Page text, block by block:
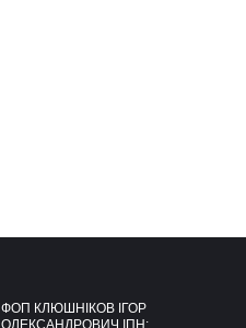
ФОП КЛЮШНІКОВ ІГОР
ОЛЕКСАНДРОВИЧ ІПН: